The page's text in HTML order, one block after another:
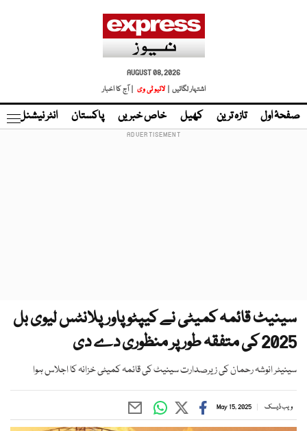
AUGUST 08, 2026
اشتہار لگائیں |
لائیو ٹی وی | آج کا اخبار
صفحۂ اول تازہ ترین کھیل خاص خبریں پاکستان انٹر نیشنل
سینیٹ قائمہ کمیٹی نے کیپٹو پاورپلانٹس لیوی بل
2025 کی متفقہ طور پر منظوری دے دی
سینیٹر انوشہ رحمان کی زیرصدارت سینیٹ کی قائمہ کمیٹی خزانہ کا اجلاس ہوا
ویب ڈیسک May 15, 2025